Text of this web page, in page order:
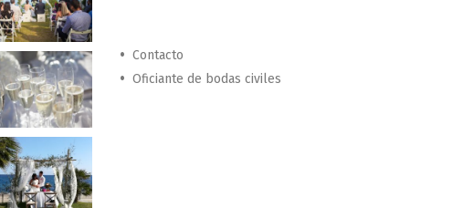
Contacto
Oficiante de bodas civiles